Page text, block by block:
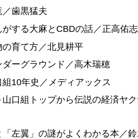
歯黒猛夫
する大麻とCBDの話／正高佑志
育て方／北見耕平
ーグラウンド／高木瑞穂
10年史／メディアックス
口組トップから伝説の経済ヤ
左翼」の謎がよくわかる本／鈴